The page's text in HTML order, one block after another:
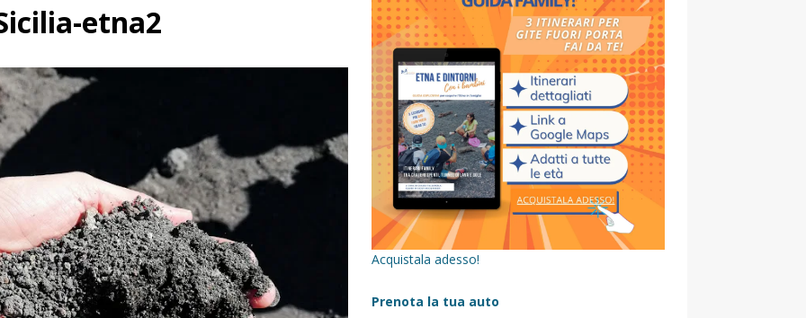
FUORI PORTA
un viaggio in Sicilia con i bambini (senza stress)
sull’Etna: Guida Completa per Famiglie
SENTIERI,
con bambini: itinerari imperdibili (+ consigli utili)- Parte 1
con i bambini in Sicilia, dove andare?
FATTORIE
etna2
Acquistala adesso!
Prenota la tua auto